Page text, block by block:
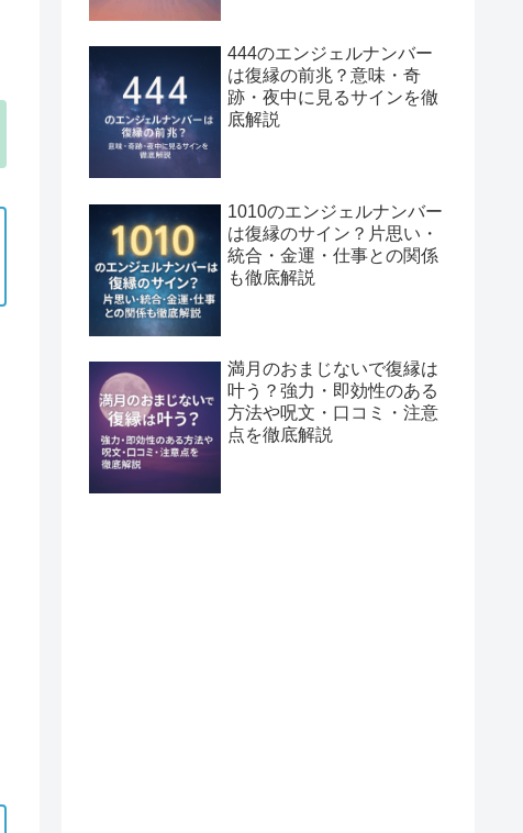
444のエンジェルナンバー
は復縁の前兆？意味・奇
跡・夜中に見るサインを徹
底解説
1010のエンジェルナンバー
は復縁のサイン？片思い・
統合・金運・仕事との関係
も徹底解説
満月のおまじないで復縁は
叶う？強力・即効性のある
方法や呪文・口コミ・注意
点を徹底解説